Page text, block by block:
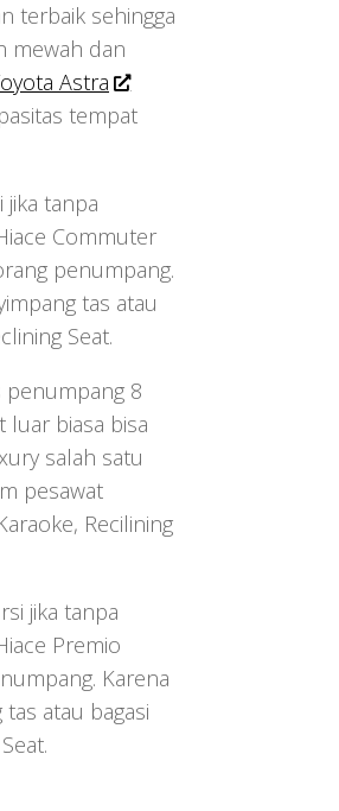
terbaik sehingga
mewah dan
Astra
tempat
tanpa
Commuter
penumpang.
tas atau
Seat.
penumpang 8
luar biasa bisa
salah satu
pesawat
Recilining
jika tanpa
Premio
Karena
atau bagasi